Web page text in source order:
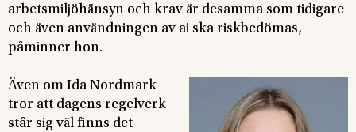
arbetsmiljöhänsyn och krav är desamma som tidigare
och även användningen av ai ska riskbedömas,
påminner hon.
Även om Ida Nordmark
tror att dagens regelverk
står sig väl finns det